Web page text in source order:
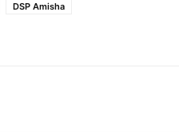
DSP Amisha